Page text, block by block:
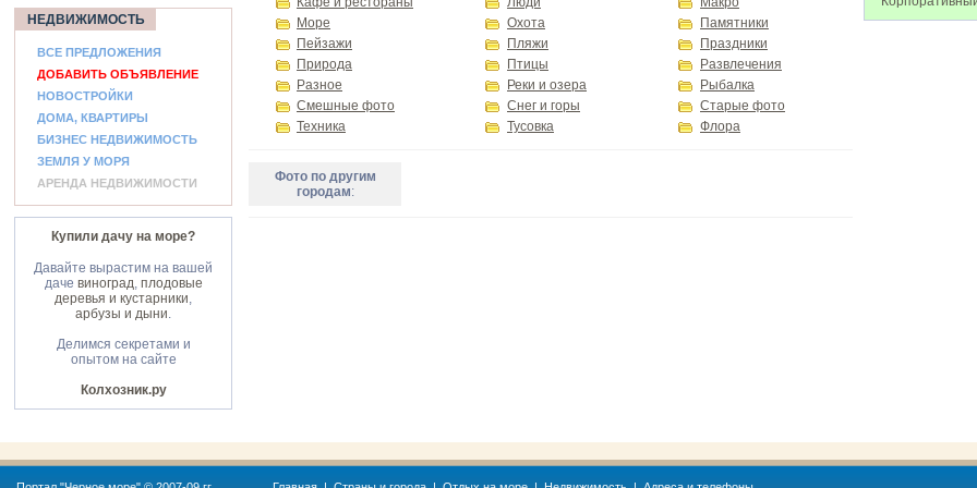
НЕДВИЖИМОСТЬ
ВСЕ ПРЕДЛОЖЕНИЯ
ДОБАВИТЬ ОБЪЯВЛЕНИЕ
НОВОСТРОЙКИ
ДОМА, КВАРТИРЫ
БИЗНЕС НЕДВИЖИМОСТЬ
ЗЕМЛЯ У МОРЯ
АРЕНДА НЕДВИЖИМОСТИ
Купили дачу на море?
Давайте вырастим на вашей
даче виноград, плодовые
деревья и кустарники,
арбузы и дыни.
Делимся секретами и
опытом на сайте
Колхозник.ру
Море
Охота
Памятники
Пейзажи
Пляжи
Праздники
Природа
Птицы
Развлечения
Разное
Реки и озера
Рыбалка
Смешные фото
Снег и горы
Старые фото
Техника
Тусовка Флора
Фото по другим
городам: